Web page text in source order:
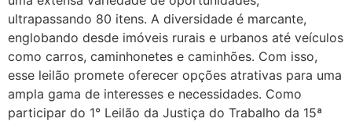
ultrapassando 80 itens. A diversidade é marcante,
englobando desde imóveis rurais e urbanos até veículos
como carros, caminhonetes e caminhões. Com isso,
esse leilão promete oferecer opções atrativas para uma
ampla gama de interesses e necessidades. Como
participar do 1° Leilão da Justiça do Trabalho da 15ª